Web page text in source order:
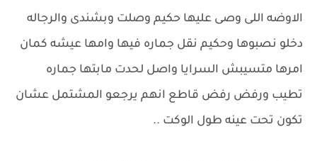
الاوضه اللى وصى عليها حكيم وصلت وبشندى والرجاله
دخلو نصبوها وحكيم نقل جماره فيها وامها عيشه كمان
امرها متسيبش السرايا واصل لحدت مابتها جماره
تطيب ورفض رفض قاطع انهم يرجعو المشتمل عشان
تكون تحت عينه طول الوكت ..